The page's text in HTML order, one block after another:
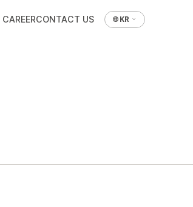
CAREERCONTACT US KR